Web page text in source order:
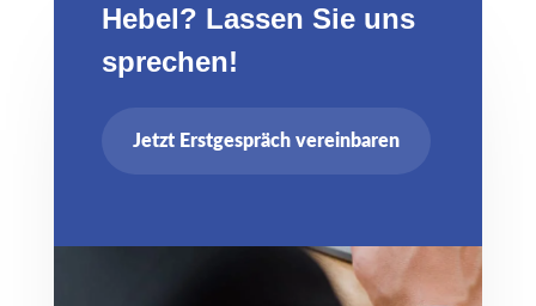
Hebel? Lassen Sie uns
sprechen!
Jetzt Erstgespräch vereinbaren